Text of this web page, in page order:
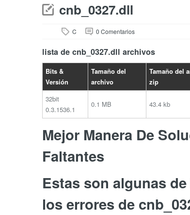
cnb_0327.dll
C 0 Comentarios
lista de cnb_0327.dll archivos
Bits &
Versión
Tamaño del
archivo
Tamaño del
zip
32bit
0.3.1536.1
0.1 MB 43.4 kb
Mejor Manera De
Faltantes
Estas son algunas
los errores de